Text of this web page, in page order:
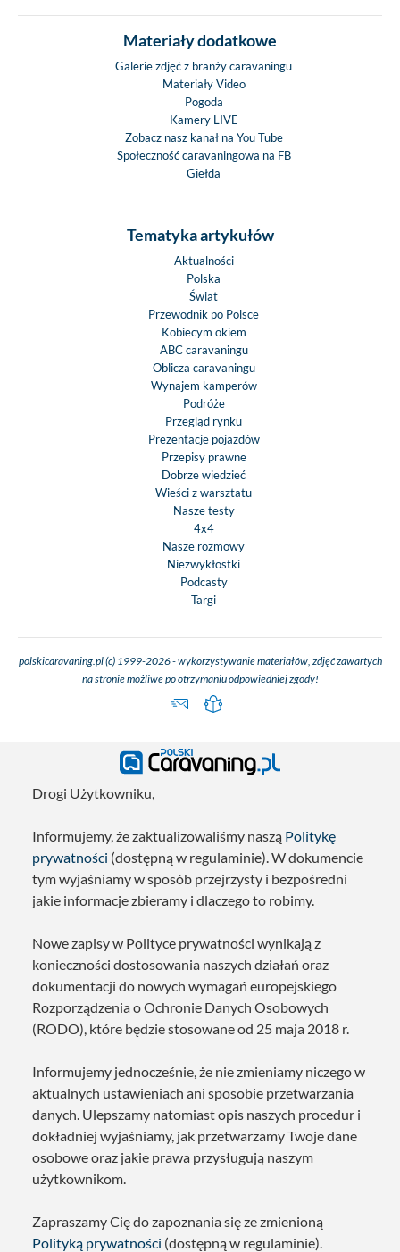
Materiały dodatkowe
Galerie zdjęć z branży caravaningu
Materiały Video
Pogoda
Kamery LIVE
Zobacz nasz kanał na You Tube
Społeczność caravaningowa na FB
Giełda
Tematyka artykułów
Aktualności
Polska
Świat
Przewodnik po Polsce
Kobiecym okiem
ABC caravaningu
Oblicza caravaningu
Wynajem kamperów
Podróże
Przegląd rynku
Prezentacje pojazdów
Przepisy prawne
Dobrze wiedzieć
Wieści z warsztatu
Nasze testy
4x4
Nasze rozmowy
Niezwykłostki
Podcasty
Targi
polskicaravaning.pl (c) 1999-2026 - wykorzystywanie materiałów, zdjęć zawartych
na stronie możliwe po otrzymaniu odpowiedniej zgody!
Drogi Użytkowniku,
Informujemy, że zaktualizowaliśmy naszą Politykę
prywatności (dostępną w regulaminie). W dokumencie
tym wyjaśniamy w sposób przejrzysty i bezpośredni
jakie informacje zbieramy i dlaczego to robimy.
Nowe zapisy w Polityce prywatności wynikają z
konieczności dostosowania naszych działań oraz
dokumentacji do nowych wymagań europejskiego
Rozporządzenia o Ochronie Danych Osobowych
(RODO), które będzie stosowane od 25 maja 2018 r.
Informujemy jednocześnie, że nie zmieniamy niczego w
aktualnych ustawieniach ani sposobie przetwarzania
danych. Ulepszamy natomiast opis naszych procedur i
dokładniej wyjaśniamy, jak przetwarzamy Twoje dane
osobowe oraz jakie prawa przysługują naszym
użytkownikom.
Zapraszamy Cię do zapoznania się ze zmienioną
Polityką prywatności (dostępną w regulaminie).